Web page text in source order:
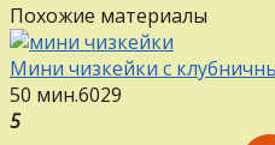
Похожие материалы
Мини чизкейки с
50 мин.6029
5